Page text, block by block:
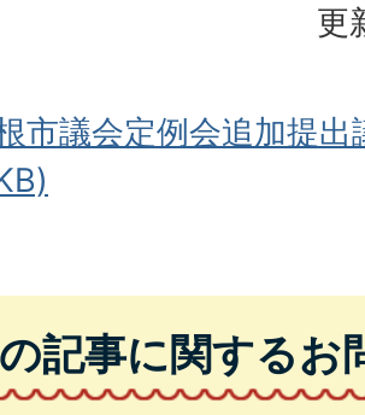
更
市議会定例会追加提
記事に関するお